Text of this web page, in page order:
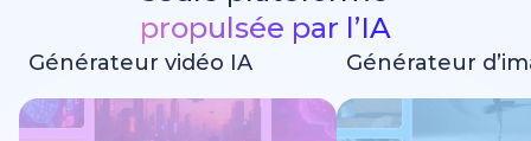
propulsée par l’IA
Générateur vidéo IA Générateur